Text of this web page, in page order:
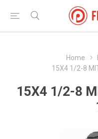
Home
15X4 1/2-8
15X4 1/2-8